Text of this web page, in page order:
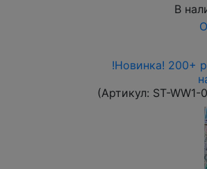
В
!Новинка! 200+
(Артикул: ST-